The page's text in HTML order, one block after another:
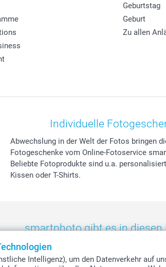
Intelligenz), um den Datenverkehr auf
Geburtstag
Geburt
Zu allen
Individuelle
Abwechslung in der Welt der Fotos bringen
Fotogeschenke vom Online-Fotoservice
Beliebte Fotoprodukte sind u.a.
Kissen oder T-Shirts.
smartphoto gibt es in diesen
- Nederland